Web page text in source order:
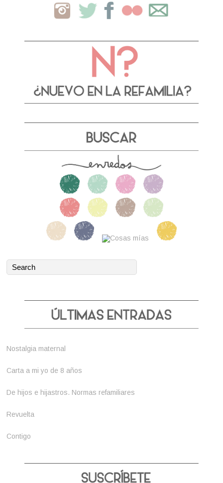
Nostalgia maternal
Carta a mi yo de 8 años
De hijos e hijastros. Normas refamiliares
Revuelta
Contigo